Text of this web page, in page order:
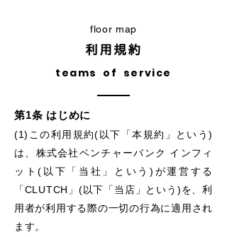
floor map
利用規約
teams of service
第1条 はじめに
(1)この利用規約(以下「本規約」という)
は、株式会社ベンチャーバンク インフィ
ット(以下「当社」という)が運営する
「CLUTCH」(以下「当店」という)を、利
用者が利用する際の一切の行為に適用され
ます。